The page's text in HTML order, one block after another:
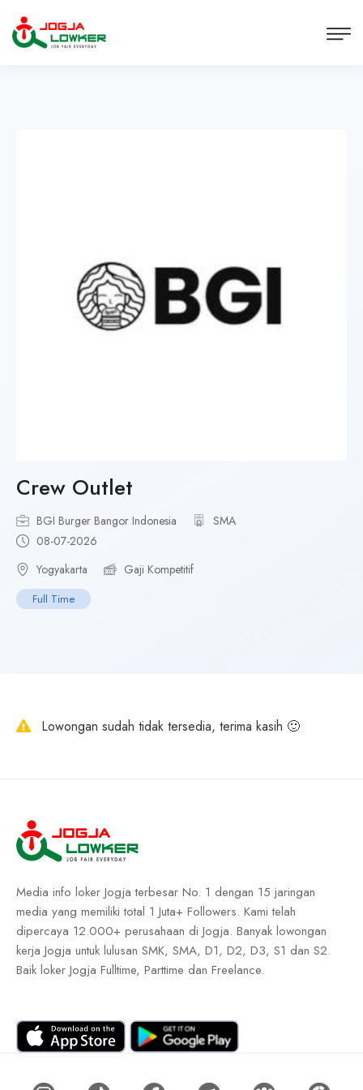
Crew Outlet
BGI Burger Bangor Indonesia
SMA
08-07-2026
Yogyakarta
Gaji Kompetitif
Full Time
Lowongan sudah tidak tersedia, terima kasih 🙂
Media info loker Jogja terbesar No. 1 dengan 15 jaringan
media yang memiliki total 1 Juta+ Followers. Kami telah
dipercaya 12.000+ perusahaan di Jogja. Banyak lowongan
kerja Jogja untuk lulusan SMK, SMA, D1, D2, D3, S1 dan S2.
Baik loker Jogja Fulltime, Parttime dan Freelance.